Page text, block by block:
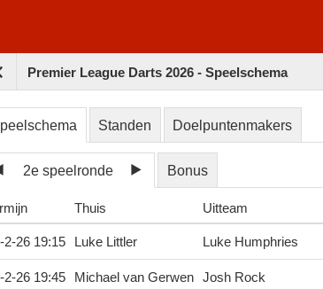
Premier League Darts 2026 - Speelschema
Standen Doelpuntenmakers
2e speelronde Bonus
Thuis Uitteam
2-26 19:15 Luke Littler Luke Humphries
2-26 19:45 Michael van Gerwen Josh Rock